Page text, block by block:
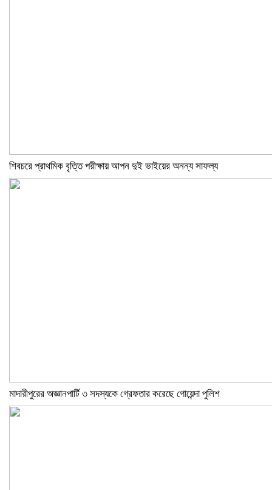
শিবচরে প্রাথমিক বৃত্তি পরীক্ষায় আপন দুই ভাইয়ের অনন্য সাফল্য
মাদারীপুরের অজ্ঞানপার্টি ৩ সদস্যকে গ্রেফতার করেছে গোয়েন্দা পুলিশ